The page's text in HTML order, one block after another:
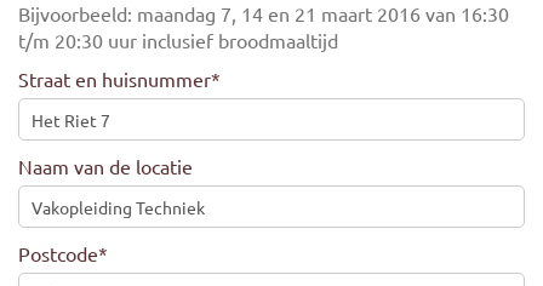
Bijvoorbeeld: maandag 7, 14 en 21 maart 2016 van 16:30
t/m 20:30 uur inclusief broodmaaltijd
Straat en huisnummer*
Naam van de locatie
Postcode*